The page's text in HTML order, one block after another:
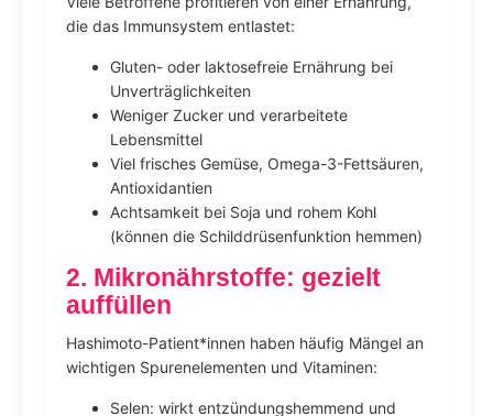
die das Immunsystem entlastet:
Gluten- oder laktosefreie Ernährung bei
Unverträglichkeiten
Weniger Zucker und verarbeitete
Lebensmittel
Viel frisches Gemüse, Omega-3-Fettsäuren,
Antioxidantien
Achtsamkeit bei Soja und rohem Kohl
(können die Schilddrüsenfunktion hemmen)
2. Mikronährstoffe: gezielt
auffüllen
Hashimoto-Patient*innen haben häufig Mängel an
wichtigen Spurenelementen und Vitaminen:
Selen: wirkt entzündungshemmend und